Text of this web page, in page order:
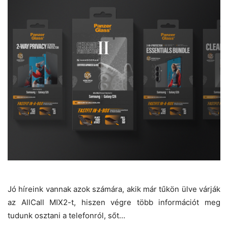
Jó híreink vannak azok számára, akik már tűkön ülve várják
az AllCall MIX2-t, hiszen végre több információt meg
tudunk osztani a telefonról, sőt…